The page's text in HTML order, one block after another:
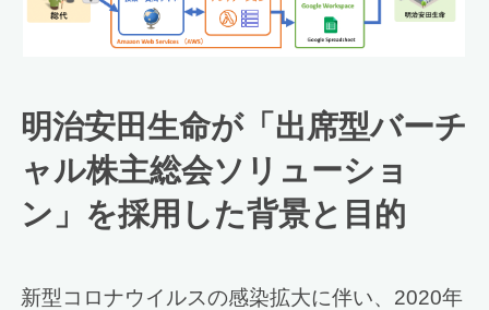
明治安田生命が「出席型バーチ
ャル株主総会ソリューショ
ン」を採用した背景と目的
新型コロナウイルスの感染拡大に伴い、2020年